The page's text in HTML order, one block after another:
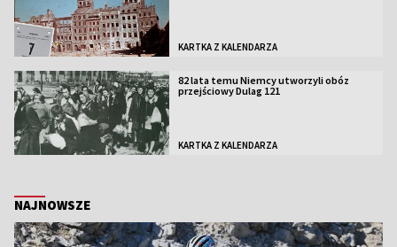
KARTKA Z KALENDARZA
82 lata temu Niemcy utworzyli obóz
przejściowy Dulag 121
KARTKA Z KALENDARZA
NAJNOWSZE